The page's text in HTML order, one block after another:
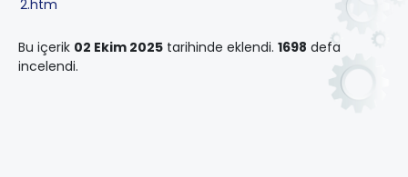
2.htm
Bu içerik 02 Ekim 2025 tarihinde eklendi. 1698 defa
incelendi.